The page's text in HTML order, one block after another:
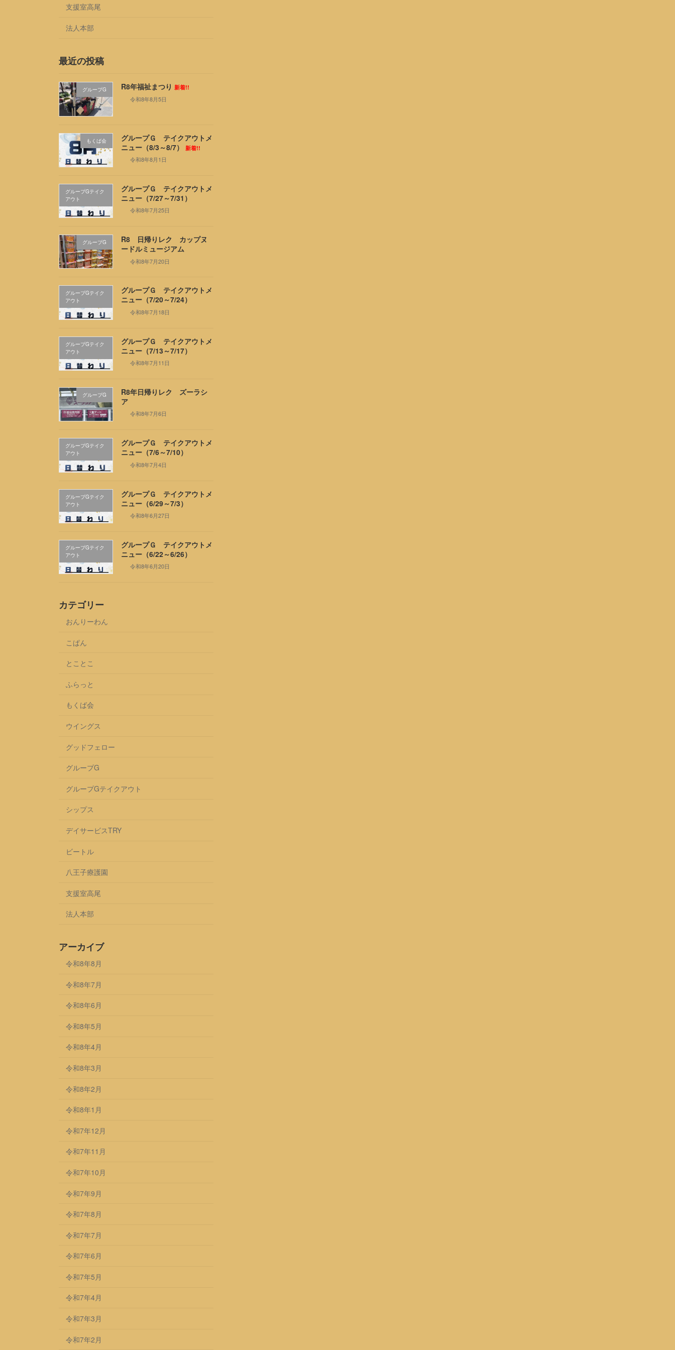
支援室高尾
法人本部
最近の投稿
グループG R8年福祉まつり 新着!!
令和8年8月5日
もくば会
グループＧ テイクアウトメ
ニュー（8/3～8/7）
新着!!
令和8年8月1日
グループGテイク
アウト
グループＧ テイクアウトメ
ニュー（7/27～7/31）
令和8年7月25日
グループG
R8 日帰りレク カップヌ
ードルミュージアム
令和8年7月20日
グループGテイク
アウト
グループＧ テイクアウトメ
ニュー（7/20～7/24）
令和8年7月18日
グループGテイク
アウト
グループＧ テイクアウトメ
ニュー（7/13～7/17）
令和8年7月11日
グループG
R8年日帰りレク ズーラシ
ア
令和8年7月6日
グループGテイク
アウト
グループＧ テイクアウトメ
ニュー（7/6～7/10）
令和8年7月4日
グループGテイク
アウト
グループＧ テイクアウトメ
ニュー（6/29～7/3）
令和8年6月27日
グループGテイク
アウト
グループＧ テイクアウトメ
ニュー（6/22～6/26）
令和8年6月20日
カテゴリー
おんりーわん
こぱん
とことこ
ふらっと
もくば会
ウイングス
グッドフェロー
グループG
グループGテイクアウト
シップス
デイサービスTRY
ビートル
八王子療護園
支援室高尾
法人本部
アーカイブ
令和8年8月
令和8年7月
令和8年6月
令和8年5月
令和8年4月
令和8年3月
令和8年2月
令和8年1月
令和7年12月
令和7年11月
令和7年10月
令和7年9月
令和7年8月
令和7年7月
令和7年6月
令和7年5月
令和7年4月
令和7年3月
令和7年2月